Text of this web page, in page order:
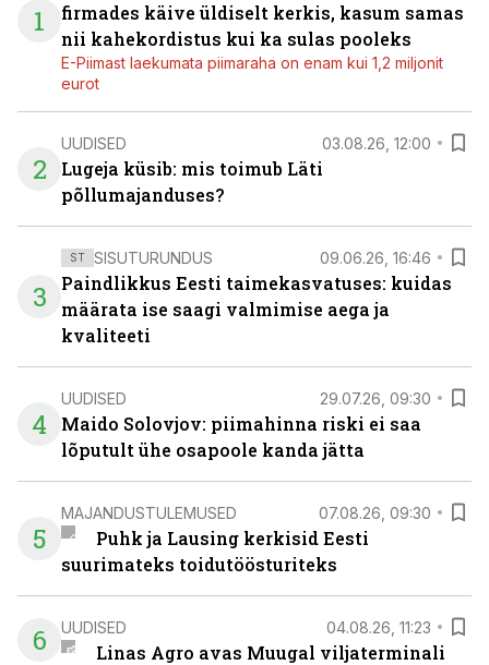
1
firmades käive üldiselt kerkis, kasum samas
nii kahekordistus kui ka sulas pooleks
E-Piimast laekumata piimaraha on enam kui 1,2 miljonit
eurot
2
UUDISED 03.08.26, 12:00
Lugeja küsib: mis toimub Läti
põllumajanduses?
3
ST SISUTURUNDUS 09.06.26, 16:46
Paindlikkus Eesti taimekasvatuses: kuidas
määrata ise saagi valmimise aega ja
kvaliteeti
4
UUDISED 29.07.26, 09:30
Maido Solovjov: piimahinna riski ei saa
lõputult ühe osapoole kanda jätta
5
MAJANDUSTULEMUSED 07.08.26, 09:30
Puhk ja Lausing kerkisid Eesti
suurimateks toidutöösturiteks
6 UUDISED 04.08.26, 11:23
Linas Agro avas Muugal viljaterminali